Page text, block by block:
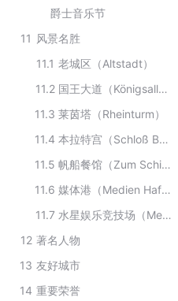
爵士音乐节
11 风景名胜
11.1 老城区（Altstadt）
11.2
国王大道（Königsallee）
11.3 莱茵塔（Rheinturm）
11.4
本拉特宫（Schloß Benrath）
11.5
帆船餐馆（Zum Schiffchen）
11.6
媒体港（Medien Hafen）
11.7
水星娱乐竞技场（Merkur Spiel-Arena）
12 著名人物
13 友好城市
14 重要荣誉